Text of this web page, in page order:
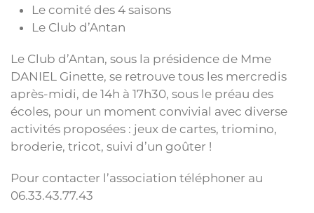
Le comité des 4 saisons
Le Club d’Antan
Le Club d’Antan, sous la présidence de Mme
DANIEL Ginette, se retrouve tous les mercredis
après-midi, de 14h à 17h30, sous le préau des
écoles, pour un moment convivial avec diverse
activités proposées : jeux de cartes, triomino,
broderie, tricot, suivi d’un goûter !
Pour contacter l’association téléphoner au
06.33.43.77.43